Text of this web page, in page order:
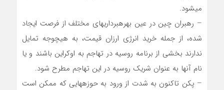
میشود.
– رهبران چین در عین بهرهبرداریهای مختلف از فرصت ایجاد
شده، از جمله خرید انرژی ارزان قیمت، به هیچوجه تمایل
ندارند بخشی از برنامه روسیه در تهاجم به اوکراین باشند و یا
نام آنها به عنوان شریک روسیه در این تهاجم مطرح شود.
– پکن تاکنون به شدت از ورود به حوزههایی که ممکن است